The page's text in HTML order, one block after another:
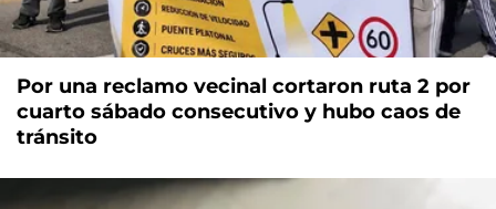
Por una reclamo vecinal cortaron ruta 2 por
cuarto sábado consecutivo y hubo caos de
tránsito